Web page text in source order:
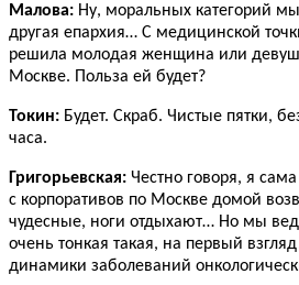
Малова: Ну, моральных категорий
другая епархия… С медицинской
решила молодая женщина или
Москве. Польза ей будет?
Токин: Будет. Скраб. Чистые пятки,
часа.
Григорьевская: Честно говоря, я
с корпоративов по Москве домой
чудесные, ноги отдыхают… Но мы
очень тонкая такая, на первый
динамики заболеваний